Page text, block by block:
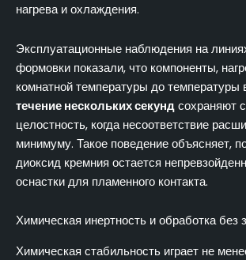
нагрева и охлаждения.
Эксплуатационные наблюдения на
формовки показали, что компоненты,
комнатной температуры до
течение нескольких секунд сохраняют
целостность, когда несоответствие
минимуму. Такое поведение объясняет,
диоксид кремния остается
оснастки для пламенного контакта.
Химическая инертность и обработка без
Химическая стабильность играет не